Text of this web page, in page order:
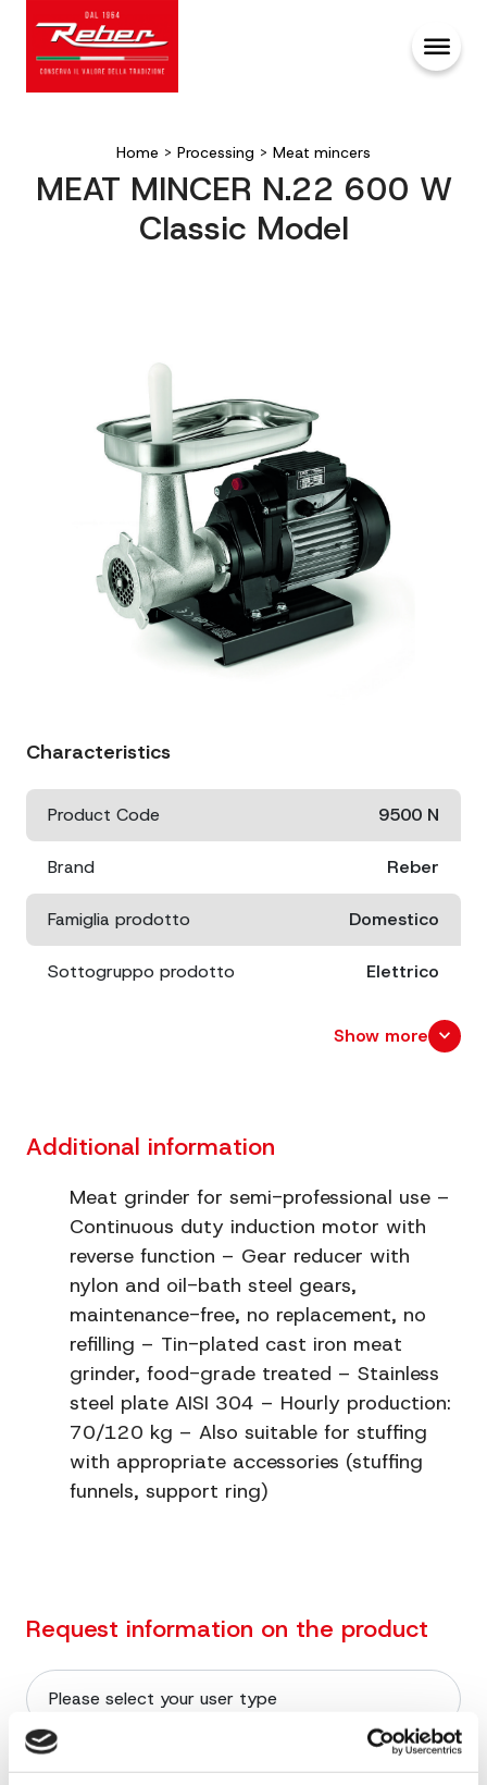
Home > Processing > Meat mincers
MEAT MINCER N.22 600 W
Classic Model
Characteristics
Product Code 9500 N
Brand Reber
Famiglia prodotto Domestico
Sottogruppo prodotto Elettrico
cm. 56x23 x 33
Net weight
Production 70 ~ 120 Kg/h
U-turn
Gears Metallo
Rotation
speed
104 g/m
Supplied
Piastra diametro 8 mm. e coltello
in acciaio al carbonio
Show more expand_more
Additional information
Meat grinder for semi-professional use –
Continuous duty induction motor with
reverse function – Gear reducer with
nylon and oil-bath steel gears,
maintenance-free, no replacement, no
refilling – Tin-plated cast iron meat
grinder, food-grade treated – Stainless
steel plate AISI 304 – Hourly production:
70/120 kg – Also suitable for stuffing
with appropriate accessories (stuffing
funnels, support ring)
Request information on the product